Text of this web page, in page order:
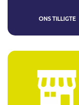
ONS TILLIGTE